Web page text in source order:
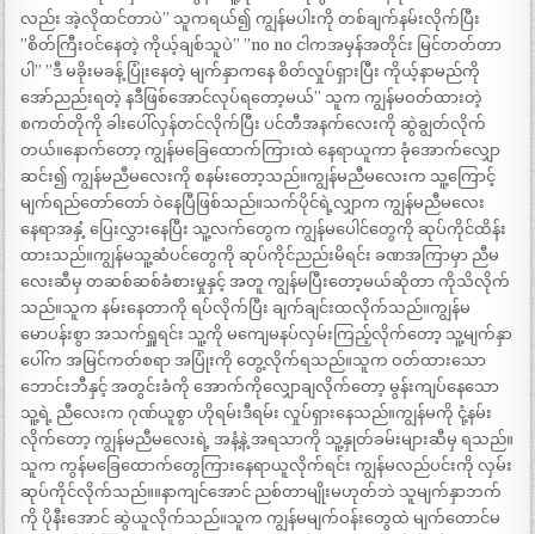
လည်း အဲ့လိုထင်တာပဲ” သူကရယ်၍ ကျွန်မပါးကို တစ်ချက်နမ်းလိုက်ပြီး
”စိတ်ကြီးဝင်နေတဲ့ ကိုယ့်ချစ်သူပဲ” ”no no ငါကအမှန်အတိုင်း မြင်တတ်တာ
ပါ” ”ဒီ မခိုးမခန့် ပြုံးနေတဲ့ မျက်နှာကနေ စိတ်လှုပ်ရှားပြီး ကိုယ့်နာမည်ကို
အော်ညည်းရတဲ့ နဒီဖြစ်အောင်လုပ်ရတော့မယ်” သူက ကျွန်မဝတ်ထားတဲ့
စကတ်တိုကို ခါးပေါ်လှန်တင်လိုက်ပြီး ပင်တီအနက်လေးကို ဆွဲချွတ်လိုက်
တယ်။နောက်တော့ ကျွန်မခြေထောက်ကြားထဲ နေရာယူကာ ခုံအောက်လျှော
ဆင်း၍ ကျွန်မညီမလေးကို စနမ်းတော့သည်။ကျွန်မညီမလေးက သူ့ကြောင့်
မျက်ရည်တော်တော် ဝဲနေပြီဖြစ်သည်။သက်ပိုင်ရဲ့လျှာက ကျွန်မညီမလေး
နေရာအနှံ့ ပြေးလွှားနေပြီး သူ့လက်တွေက ကျွန်မပေါင်တွေကို ဆုပ်ကိုင်ထိန်း
ထားသည်။ကျွန်မသူ့ဆံပင်တွေကို ဆုပ်ကိုင်ညည်းမိရင်း ခဏအကြာမှာ ညီမ
လေးဆီမှ တဆစ်ဆစ်ခံစားမှုနှင့် အတူ ကျွန်မပြီးတော့မယ်ဆိုတာ ကိုသိလိုက်
သည်။သူက နမ်းနေတာကို ရပ်လိုက်ပြီး ချက်ချင်းထလိုက်သည်။ကျွန်မ
မောပန်းစွာ အသက်ရှူရင်း သူ့ကို မကျေမနပ်လှမ်းကြည့်လိုက်တော့ သူ့မျက်နှာ
ပေါ်က အမြင်ကတ်စရာ အပြုံးကို တွေ့လိုက်ရသည်။သူက ဝတ်ထားသော
ဘောင်းဘီနှင့် အတွင်းခံကို အောက်ကိုလျှောချလိုက်တော့ မွန်းကျပ်နေသော
သူ့ရဲ့ ညီလေးက ဂုဏ်ယူစွာ ဟိုရမ်းဒီရမ်း လှုပ်ရှားနေသည်။ကျွန်မကို ငုံ့နမ်း
လိုက်တော့ ကျွန်မညီမလေးရဲ့ အနံ့နဲ့ အရသာကို သူ့နှုတ်ခမ်းများဆီမှ ရသည်။
သူက ကွန်မခြေထောက်တွေကြားနေရာယူလိုက်ရင်း ကျွန်မလည်ပင်းကို လှမ်း
ဆုပ်ကိုင်လိုက်သည်။။နာကျင်အောင် ညစ်တာမျိုးမဟုတ်ဘဲ သူမျက်နှာဘက်
ကို ပိုနီးအောင် ဆွဲယူလိုက်သည်။သူက ကျွန်မမျက်ဝန်းတွေထဲ မျက်တောင်မ